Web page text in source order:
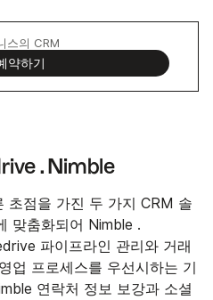
스의 CRM
약하기
. Nimble
초점을 가진 두 가지 CRM 솔
맞춤화되어 Nimble .
파이프라인 관리와 거래
업 프로세스를 우선시하는 기
연락처 정보 보강과 소셜